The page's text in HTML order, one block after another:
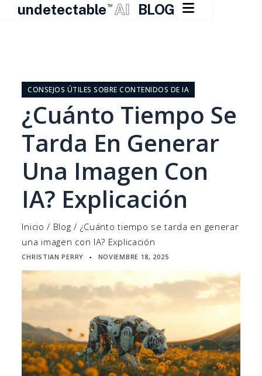
undetectable TM AI BLOG 
contenidoCONSEJOS ÚTILES SOBRE CONTENIDOS DE IA
¿Cuánto Tiempo Se
Tarda En Generar
Una Imagen Con
IA? Explicación
Inicio / Blog / ¿Cuánto tiempo se tarda en generar
una imagen con IA? Explicación
CHRISTIAN PERRY ▪ NOVIEMBRE 18, 2025